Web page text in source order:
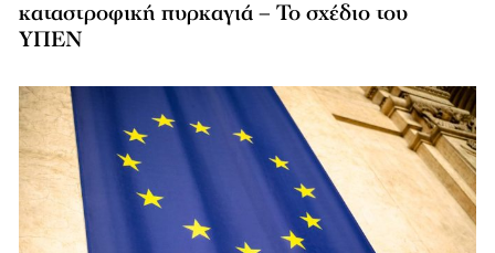
καταστροφική πυρκαγιά – Το σχέδιο του
ΥΠΕΝ